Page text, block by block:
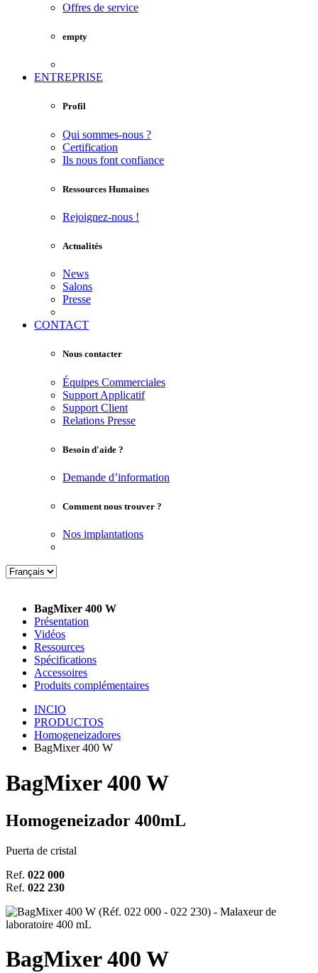
Offres de service
empty
ENTREPRISE
Profil
Qui sommes-nous ?
Certification
Ils nous font confiance
Ressources Humaines
Rejoignez-nous !
Actualités
News
Salons
Presse
CONTACT
Nous contacter
Équipes Commerciales
Support Applicatif
Support Client
Relations Presse
Besoin d'aide ?
Demande d’information
Comment nous trouver ?
Nos implantations
BagMixer 400 W
Présentation
Vidéos
Ressources
Spécifications
Accessoires
Produits complémentaires
INCIO
PRODUCTOS
Homogeneizadores
BagMixer 400 W
BagMixer 400 W
Homogeneizador 400mL
Puerta de cristal
Ref. 022 000
Ref. 022 230
BagMixer 400 W